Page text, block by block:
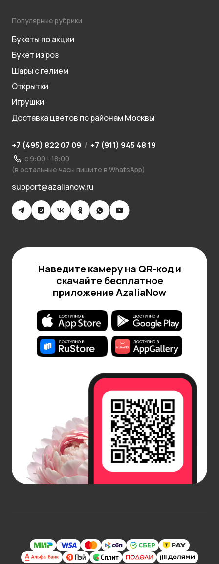
Популярные рубрики
Букеты по акции
Букет из роз
Шары с гелием
Открытки
Игрушки
Доставка цветов по районам Москвы
+7 (495) 822 07 09 / +7 (911) 945 48 19
с 9:00 - 18:00
(в остальные часы пишите в WhatsApp)
support@azalianow.ru
Наведите камеру на QR-код и
скачайте бесплатное
приложение AzaliaNow